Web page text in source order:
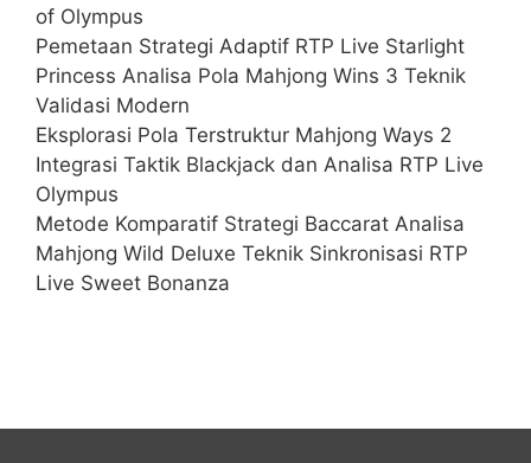
of Olympus
Pemetaan Strategi Adaptif RTP Live Starlight
Princess Analisa Pola Mahjong Wins 3 Teknik
Validasi Modern
Eksplorasi Pola Terstruktur Mahjong Ways 2
Integrasi Taktik Blackjack dan Analisa RTP Live
Olympus
Metode Komparatif Strategi Baccarat Analisa
Mahjong Wild Deluxe Teknik Sinkronisasi RTP
Live Sweet Bonanza